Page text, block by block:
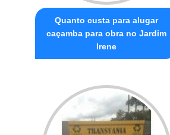
Quanto custa para alugar
caçamba para obra no Jardim
Irene